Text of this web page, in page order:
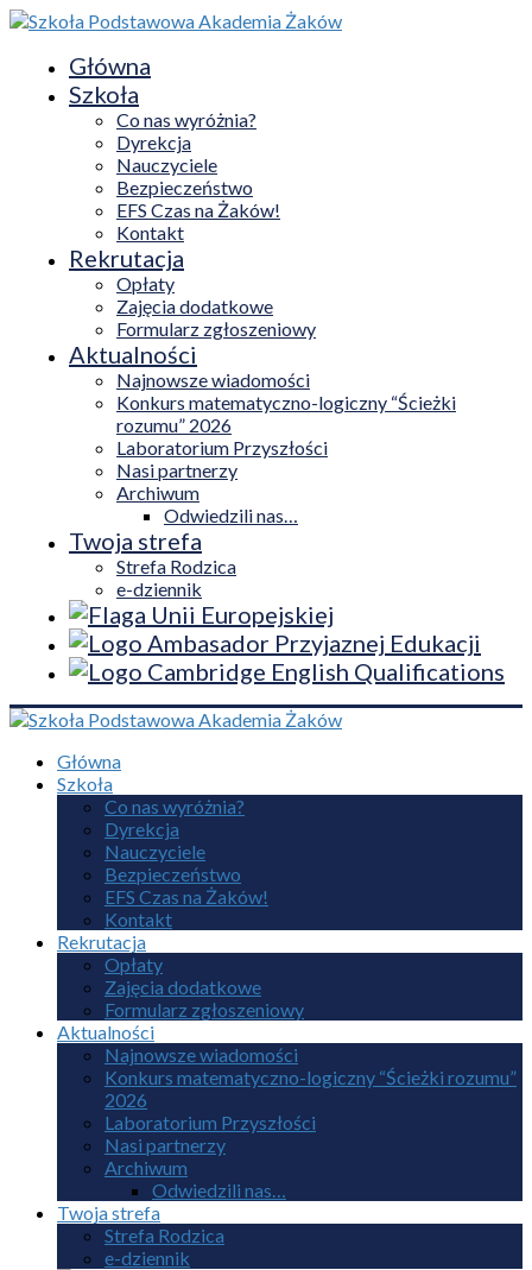
Główna
Szkoła
Co nas wyróżnia?
Dyrekcja
Nauczyciele
Bezpieczeństwo
EFS Czas na Żaków!
Kontakt
Rekrutacja
Opłaty
Zajęcia dodatkowe
Formularz zgłoszeniowy
Aktualności
Najnowsze wiadomości
Konkurs matematyczno-logiczny “Ścieżki
rozumu” 2026
Laboratorium Przyszłości
Nasi partnerzy
Archiwum
Odwiedzili nas…
Twoja strefa
Strefa Rodzica
e-dziennik
Główna
Szkoła
Co nas wyróżnia?
Dyrekcja
Nauczyciele
Bezpieczeństwo
EFS Czas na Żaków!
Kontakt
Rekrutacja
Opłaty
Zajęcia dodatkowe
Formularz zgłoszeniowy
Aktualności
Najnowsze wiadomości
Konkurs matematyczno-logiczny “Ścieżki rozumu”
2026
Laboratorium Przyszłości
Nasi partnerzy
Archiwum
Odwiedzili nas…
Twoja strefa
Strefa Rodzica
e-dziennik